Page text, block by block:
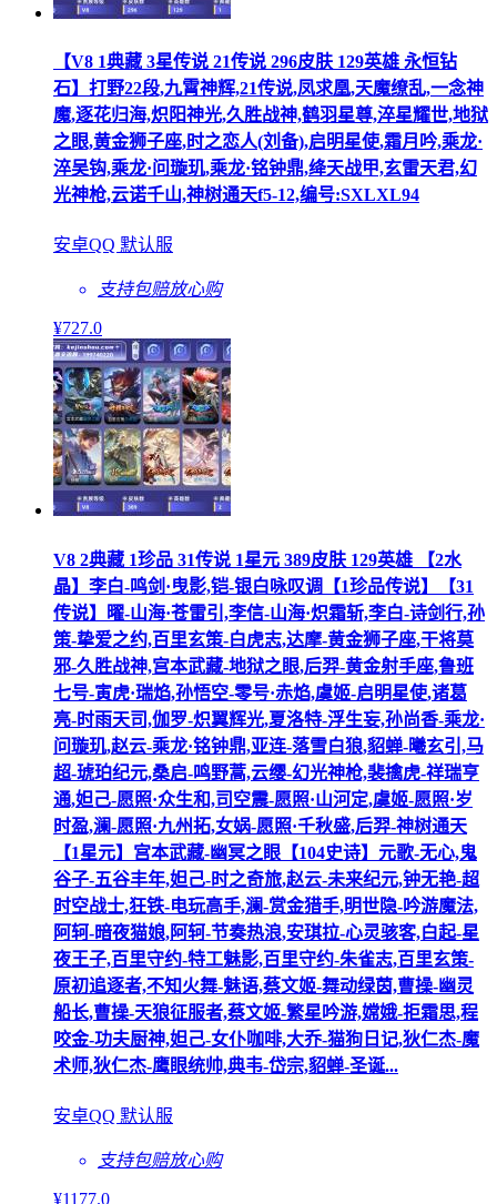
【V8 1典藏 3星传说 21传说 296皮肤 129英雄 永恒钻
石】打野22段,九霄神辉,21传说,凤求凰,天魔缭乱,一念神
魔,逐花归海,炽阳神光,久胜战神,鹤羽星尊,淬星耀世,地狱
之眼,黄金狮子座,时之恋人(刘备),启明星使,霜月吟,乘龙·
淬吴钩,乘龙·问璇玑,乘龙·铭钟鼎,绛天战甲,玄雷天君,幻
光神枪,云诺千山,神树通天f5-12,编号:SXLXL94
安卓QQ 默认服
支持包赔放心购
¥727.0
V8 2典藏 1珍品 31传说 1星元 389皮肤 129英雄 【2水
晶】李白-鸣剑·曳影,铠-银白咏叹调【1珍品传说】【31
传说】曜-山海·苍雷引,李信-山海·炽霜斩,李白-诗剑行,孙
策-挚爱之约,百里玄策-白虎志,达摩-黄金狮子座,干将莫
邪-久胜战神,宫本武藏-地狱之眼,后羿-黄金射手座,鲁班
七号-寅虎·瑞焰,孙悟空-零号·赤焰,虞姬-启明星使,诸葛
亮-时雨天司,伽罗-炽翼辉光,夏洛特-浮生妄,孙尚香-乘龙·
问璇玑,赵云-乘龙·铭钟鼎,亚连-落雪白狼,貂蝉-曦玄引,马
超-琥珀纪元,桑启-鸣野蒿,云缨-幻光神枪,裴擒虎-祥瑞亨
通,妲己-愿照·众生和,司空震-愿照·山河定,虞姬-愿照·岁
时盈,澜-愿照·九州拓,女娲-愿照·千秋盛,后羿-神树通天
【1星元】宫本武藏-幽冥之眼【104史诗】元歌-无心,鬼
谷子-五谷丰年,妲己-时之奇旅,赵云-未来纪元,钟无艳-超
时空战士,狂铁-电玩高手,澜-赏金猎手,明世隐-吟游魔法,
阿轲-暗夜猫娘,阿轲-节奏热浪,安琪拉-心灵骇客,白起-星
夜王子,百里守约-特工魅影,百里守约-朱雀志,百里玄策-
原初追逐者,不知火舞-魅语,蔡文姬-舞动绿茵,曹操-幽灵
船长,曹操-天狼征服者,蔡文姬-繁星吟游,嫦娥-拒霜思,程
咬金-功夫厨神,妲己-女仆咖啡,大乔-猫狗日记,狄仁杰-魔
术师,狄仁杰-鹰眼统帅,典韦-岱宗,貂蝉-圣诞...
安卓QQ 默认服
支持包赔放心购
¥1177.0